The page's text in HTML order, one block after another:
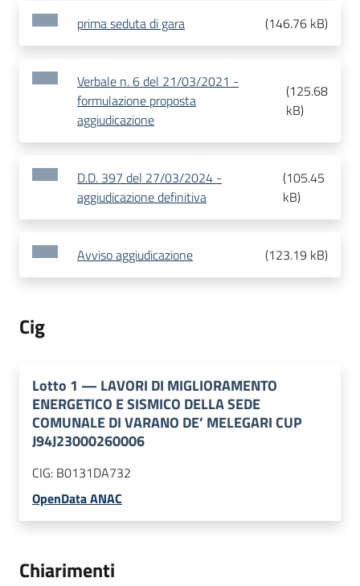
prima seduta di gara (146.76 kB)
Verbale n. 6 del 21/03/2021 -
formulazione proposta
aggiudicazione
(125.68
kB)
D.D. 397 del 27/03/2024 -
aggiudicazione definitiva
(105.45
kB)
Avviso aggiudicazione (123.19 kB)
Cig
Lotto 1 — LAVORI DI MIGLIORAMENTO
ENERGETICO E SISMICO DELLA SEDE
COMUNALE DI VARANO DE’ MELEGARI CUP
J94J23000260006
CIG: B0131DA732
OpenData ANAC
Chiarimenti